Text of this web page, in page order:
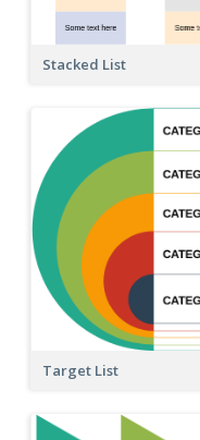
Stacked List
Target List